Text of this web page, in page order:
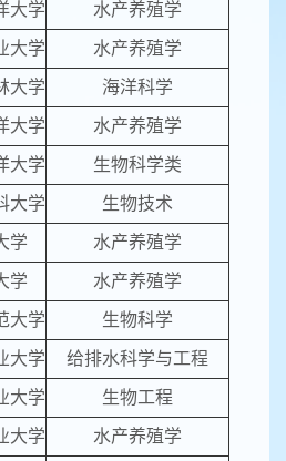
大学 水产养殖学
大学 水产养殖学
大学 海洋科学
大学 水产养殖学
大学 生物科学类
大学 生物技术
学 水产养殖学
学 水产养殖学
大学 生物科学
大学 给排水科学与工程
大学 生物工程
大学 水产养殖学